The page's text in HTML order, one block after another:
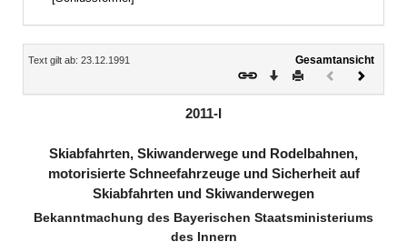
Inhalt
Text gilt ab: 23.12.1991
Gesamtansicht
Download
DruckenVorheriges
2011-I
Skiabfahrten, Skiwanderwege und Rodelbahnen,
motorisierte Schneefahrzeuge und Sicherheit auf
Skiabfahrten und Skiwanderwegen
Bekanntmachung des Bayerischen Staatsministeriums
des Innern